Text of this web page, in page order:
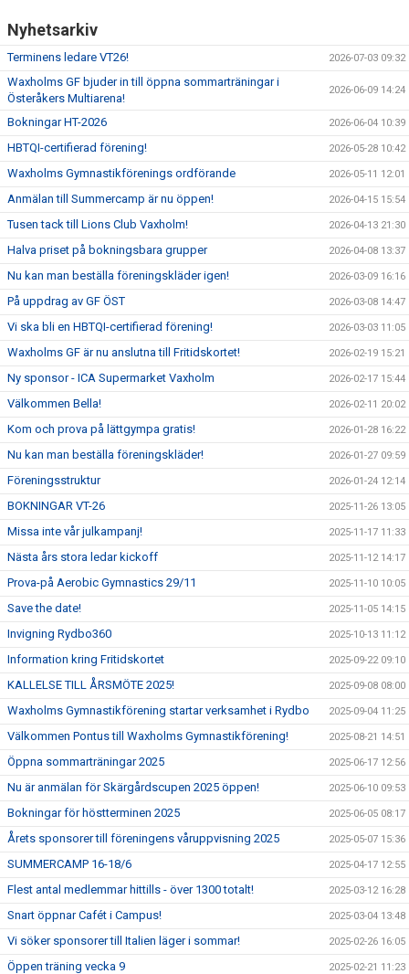
Nyhetsarkiv
Terminens ledare VT26! 2026-07-03 09:32
Waxholms GF bjuder in till öppna sommarträningar i
Österåkers Multiarena!
2026-06-09 14:24
Bokningar HT-2026 2026-06-04 10:39
HBTQI-certifierad förening! 2026-05-28 10:42
Waxholms Gymnastikförenings ordförande 2026-05-11 12:01
Anmälan till Summercamp är nu öppen! 2026-04-15 15:54
Tusen tack till Lions Club Vaxholm! 2026-04-13 21:30
Halva priset på bokningsbara grupper 2026-04-08 13:37
Nu kan man beställa föreningskläder igen! 2026-03-09 16:16
På uppdrag av GF ÖST 2026-03-08 14:47
Vi ska bli en HBTQI-certifierad förening! 2026-03-03 11:05
Waxholms GF är nu anslutna till Fritidskortet! 2026-02-19 15:21
Ny sponsor - ICA Supermarket Vaxholm 2026-02-17 15:44
Välkommen Bella! 2026-02-11 20:02
Kom och prova på lättgympa gratis! 2026-01-28 16:22
Nu kan man beställa föreningskläder! 2026-01-27 09:59
Föreningsstruktur 2026-01-24 12:14
BOKNINGAR VT-26 2025-11-26 13:05
Missa inte vår julkampanj! 2025-11-17 11:33
Nästa års stora ledar kickoff 2025-11-12 14:17
Prova-på Aerobic Gymnastics 29/11 2025-11-10 10:05
Save the date! 2025-11-05 14:15
Invigning Rydbo360 2025-10-13 11:12
Information kring Fritidskortet 2025-09-22 09:10
KALLELSE TILL ÅRSMÖTE 2025! 2025-09-08 08:00
Waxholms Gymnastikförening startar verksamhet i Rydbo 2025-09-04 11:25
Välkommen Pontus till Waxholms Gymnastikförening! 2025-08-21 14:51
Öppna sommarträningar 2025 2025-06-17 12:56
Nu är anmälan för Skärgårdscupen 2025 öppen! 2025-06-10 09:53
Bokningar för höstterminen 2025 2025-06-05 08:17
Årets sponsorer till föreningens våruppvisning 2025 2025-05-07 15:36
SUMMERCAMP 16-18/6 2025-04-17 12:55
Flest antal medlemmar hittills - över 1300 totalt! 2025-03-12 16:28
Snart öppnar Cafét i Campus! 2025-03-04 13:48
Vi söker sponsorer till Italien läger i sommar! 2025-02-26 16:05
Öppen träning vecka 9 2025-02-21 11:23